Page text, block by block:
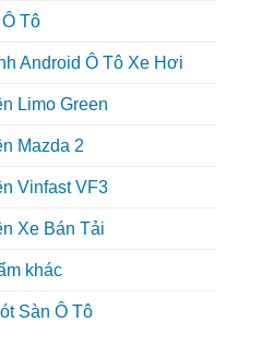
Tô
Android Ô Tô Xe Hơi
Limo Green
Mazda 2
Vinfast VF3
Xe Bán Tải
khác
Sàn Ô Tô